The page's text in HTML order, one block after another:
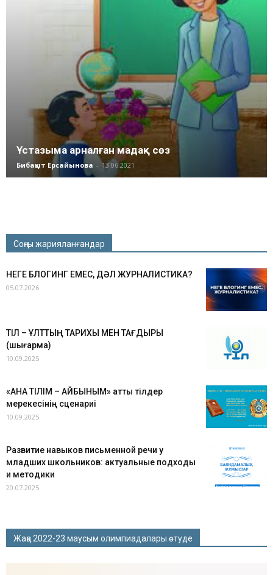
Ұстазыма арналған мадақ сөз
Бибақыт Ерсайынова - 13.06.2021
Соңғы жарияланғандар
НЕГЕ БЛОГИНГ ЕМЕС, ДӘЛ ЖУРНАЛИСТИКА?
05.07.2026
ТІЛ – ҰЛТТЫҢ ТАРИХЫ МЕН ТАҒДЫРЫ
(шығарма)
10.09.2025
«АНА ТІЛІМ – АЙБЫНЫМ» атты тілдер
мерекесінің сценариі
10.09.2025
Развитие навыков письменной речи у
младших школьников: актуальные подходы
и методики
20.07.2025
Жаңа 2022-23 маусым олимпиадалары өтуде